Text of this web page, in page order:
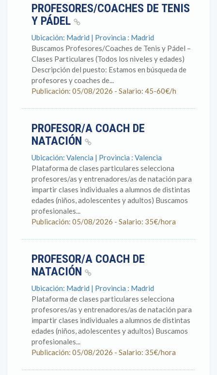
PROFESORES/COACHES DE TENIS
Y PÁDEL
Ubicación: Madrid | Provincia : Madrid
Buscamos Profesores/Coaches de Tenis y Pádel –
Clases Particulares (Todos los niveles y edades)
Descripción del puesto: Estamos en búsqueda de
profesores y coaches de...
Publicación: 05/08/2026 - Salario: 45-60€/h
PROFESOR/A COACH DE
NATACIÓN
Ubicación: Valencia | Provincia : Valencia
Plataforma de clases particulares selecciona
profesores/as y entrenadores/as de natación para
impartir clases individuales a alumnos de distintas
edades (niños, adolescentes y adultos) Buscamos
profesionales...
Publicación: 05/08/2026 - Salario: 35€/hora
PROFESOR/A COACH DE
NATACIÓN
Ubicación: Madrid | Provincia : Madrid
Plataforma de clases particulares selecciona
profesores/as y entrenadores/as de natación para
impartir clases individuales a alumnos de distintas
edades (niños, adolescentes y adultos) Buscamos
profesionales...
Publicación: 05/08/2026 - Salario: 35€/hora